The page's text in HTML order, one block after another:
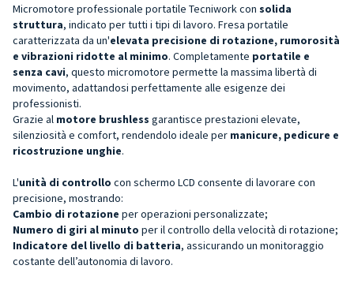
Micromotore professionale portatile Tecniwork con solida
struttura, indicato per tutti i tipi di lavoro. Fresa portatile
caratterizzata da un'elevata precisione di rotazione, rumorosità
e vibrazioni ridotte al minimo. Completamente portatile e
senza cavi, questo micromotore permette la massima libertà di
movimento, adattandosi perfettamente alle esigenze dei
professionisti.
Grazie al motore brushless garantisce prestazioni elevate,
silenziosità e comfort, rendendolo ideale per manicure, pedicure e
ricostruzione unghie.
L'unità di controllo con schermo LCD consente di lavorare con
precisione, mostrando:
Cambio di rotazione per operazioni personalizzate;
Numero di giri al minuto per il controllo della velocità di rotazione;
Indicatore del livello di batteria, assicurando un monitoraggio
costante dell’autonomia di lavoro.